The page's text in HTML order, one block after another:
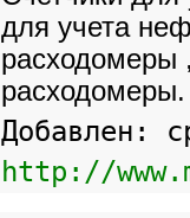
для учета
расходомеры
расходомеры.
Добавлен:
http://